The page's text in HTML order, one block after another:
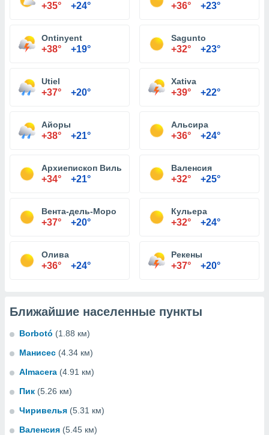
+35° +24° +36° +23°
Ontinyent
+38° +19°
Sagunto
+32° +23°
Utiel
+37° +20°
Xativa
+39° +22°
Айоры
+38° +21°
Альсира
+36° +24°
Архиепископ Вильяр
+34° +21°
Валенсия
+32° +25°
Вента-дель-Моро
+37° +20°
Кульера
+32° +24°
Олива
+36° +24°
Рекены
+37° +20°
Ближайшие населенные пункты
Borbotó (1.88 км)
Манисес (4.34 км)
Almacera (4.91 км)
Пик (5.26 км)
Чиривелья (5.31 км)
Валенсия (5.45 км)